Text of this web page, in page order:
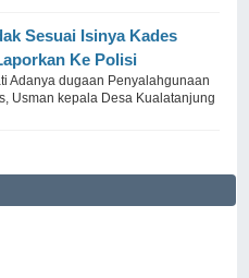
Sesuai Isinya Kades
Ke Polisi
Adanya dugaan Penyalahgunaan
Usman kepala Desa Kualatanjung